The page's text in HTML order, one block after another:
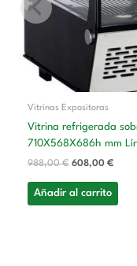
Vitrinas Expositoras
Vitrina refrigerada
710X568X686h mm
988,00€ 608,00 €
Añadir al carrito